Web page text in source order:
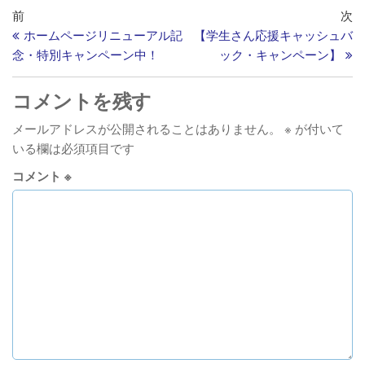
投
稿
ナ
ビ
ゲ
ー
シ
過
去
の
投
稿
前
ホームページリニューアル記
念・特別キャンペーン中！
の
稿
次
【学生さん応援キャッシュバ
ック・キャンペーン】
コメントを残す
メールアドレスが公開されることはありません。 ※ が付いて
いる欄は必須項目です
コメント ※